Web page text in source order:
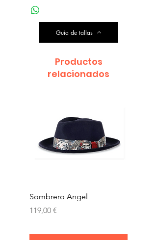
Guía de tallas
Productos
relacionados
Sombrero Angel
Precio
119,00 €